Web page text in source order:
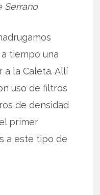
Serrano
tiempo una
a la Caleta. Allí
uso de filtros
de densidad
primer
a este tipo de